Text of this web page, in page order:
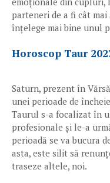
parteneri de a fi cât
înțelege mai bine unul
Horoscop Taur
Saturn, prezent în
unei perioade de
Taurul s-a focalizat în
profesionale și le-a
perioadă se va bucura
asta, este silit să
traseze altele, noi.